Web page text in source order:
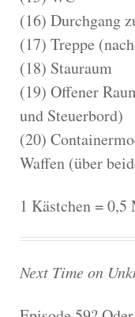
(16) Durchgang
(17) Treppe
(18) Stauraum
(19) Offener
und Steuerbord)
(20)
Waffen (über
1 Kästchen = 0,5
Next Time on